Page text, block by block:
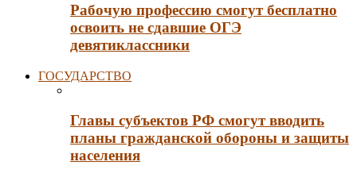
Рабочую профессию смогут бесплатно
освоить не сдавшие ОГЭ
девятиклассники
ГОСУДАРСТВО
Главы субъектов РФ смогут вводить
планы гражданской обороны и защиты
населения